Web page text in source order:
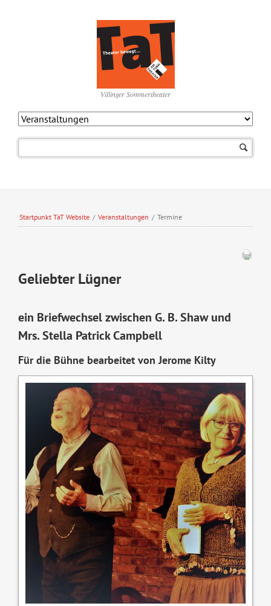
Villinger Sommertheater
Startpunkt TaT Website / Veranstaltungen / Termine
Geliebter Lügner
ein Briefwechsel zwischen G. B. Shaw und
Mrs. Stella Patrick Campbell
Für die Bühne bearbeitet von Jerome Kilty